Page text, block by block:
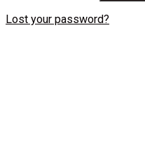
Lost your password?